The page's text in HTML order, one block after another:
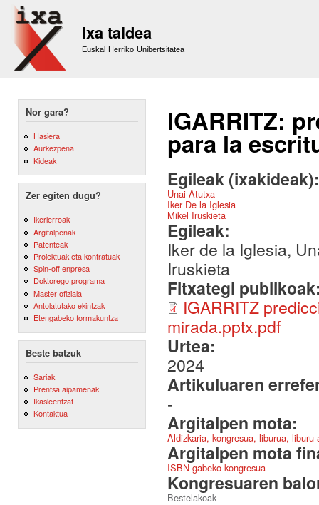
Ixa taldea
Euskal Herriko Unibertsitatea
Nor gara?
Hasiera
Aurkezpena
Kideak
Zer egiten dugu?
Ikerlerroak
Argitalpenak
Patenteak
Proiektuak eta kontratuak
Spin-off enpresa
Doktorego programa
Master ofiziala
Antolatutako ekintzak
Etengabeko formakuntza
Beste batzuk
Sariak
Prentsa aipamenak
Ikasleentzat
Kontaktua
IGARRITZ:
para la
Egileak
Unai Atutxa
Iker De la Iglesia
Mikel Iruskieta
Egileak:
Iker de la Iglesia,
Iruskieta
Fitxategi
IGARRITZ
mirada.pptx.pdf
Urtea:
2024
Artikuluaren
-
Argitalpen mota:
Aldizkaria, kongresua, liburua,
Argitalpen mota
ISBN gabeko kongresua
Kongresuaren
Bestelakoak